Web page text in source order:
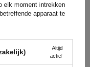
assortiment krijg je 2
gebruiken zonder je
een eventuele
elk moment intrekken
apparaat te
Altijd
actief